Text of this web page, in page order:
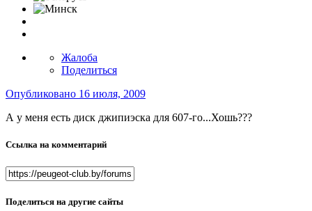
Жалоба
Поделиться
Опубликовано 16 июля, 2009
А у меня есть диск джипиэска для 607-го...Хошь???
Ссылка на комментарий
Поделиться на другие сайты